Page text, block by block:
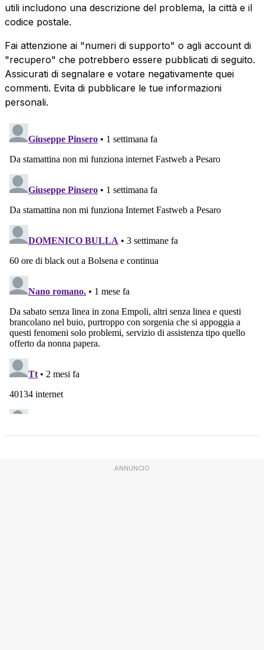
utili includono una descrizione del problema, la città e il
codice postale.
Fai attenzione ai "numeri di supporto" o agli account di
"recupero" che potrebbero essere pubblicati di seguito.
Assicurati di segnalare e votare negativamente quei
commenti. Evita di pubblicare le tue informazioni
personali.
ANNUNCIO